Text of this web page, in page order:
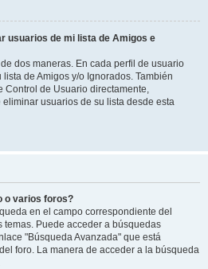
usuarios de mi lista de Amigos e
dos maneras. En cada perfil de usuario
de Amigos y/o Ignorados. También
Control de Usuario directamente,
usuarios de su lista desde esta
o varios foros?
en el campo correspondiente del
temas. Puede acceder a búsquedas
"Búsqueda Avanzada" que está
foro. La manera de acceder a la búsqueda